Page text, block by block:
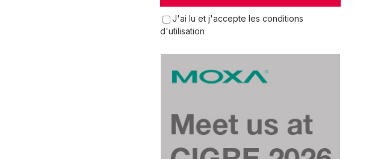
J'ai lu et j'accepte les conditions
d'utilisation